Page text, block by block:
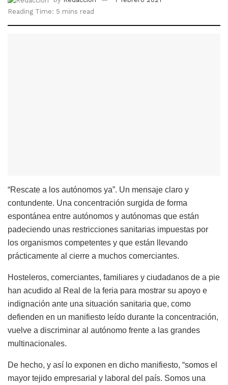
Reading Time: 5 mins read
“Rescate a los autónomos ya”. Un mensaje claro y
contundente. Una concentración surgida de forma
espontánea entre autónomos y autónomas que están
padeciendo unas restricciones sanitarias impuestas por
los organismos competentes y que están llevando
prácticamente al cierre a muchos comerciantes.
Hosteleros, comerciantes, familiares y ciudadanos de a pie
han acudido al Real de la feria para mostrar su apoyo e
indignación ante una situación sanitaria que, como
defienden en un manifiesto leído durante la concentración,
vuelve a discriminar al autónomo frente a las grandes
multinacionales.
De hecho, y así lo exponen en dicho manifiesto, “somos el
mayor tejido empresarial y laboral del país. Somos una